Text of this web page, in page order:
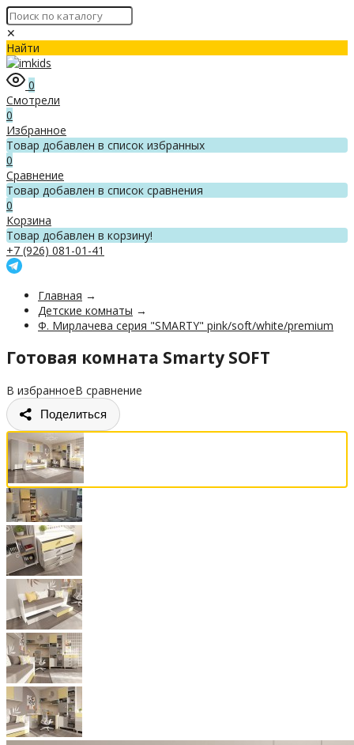
✕
Найти
0
Смотрели
0
Избранное
Товар добавлен в список избранных
0
Сравнение
Товар добавлен в список сравнения
0
Корзина
Товар добавлен в корзину!
+7 (926) 081-01-41
Главная →
Детские комнаты →
Ф. Мирлачева серия "SMARTY" pink/soft/white/premium
Готовая комната Smarty SOFT
В избранноеВ сравнение
Поделиться